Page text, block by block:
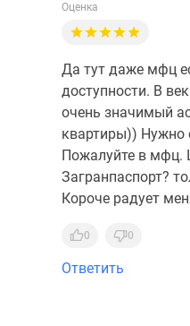
Оценка
Да тут даже мфц
доступности. В
очень значимый
квартиры)) Нужно
Пожалуйте в мфц.
Загранпаспорт?
Короче радует
0 0
Ответить